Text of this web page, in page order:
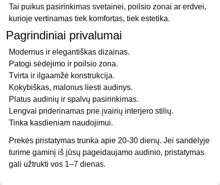
Tai puikus pasirinkimas svetainei, poilsio zonai ar erdvei,
kurioje vertinamas tiek komfortas, tiek estetika.
Pagrindiniai privalumai
Modernus ir elegantiškas dizainas.
Patogi sėdėjimo ir poilsio zona.
Tvirta ir ilgaamžė konstrukcija.
Kokybiškas, malonus liesti audinys.
Platus audinių ir spalvų pasirinkimas.
Lengvai priderinamas prie įvairių interjero stilių.
Tinka kasdieniam naudojimui.
Prekės pristatymas trunka apie 20-30 dienų. Jei sandėlyje
turime gaminį iš jūsų pageidaujamo audinio, pristatymas
gali užtrukti vos 1–7 dienas.